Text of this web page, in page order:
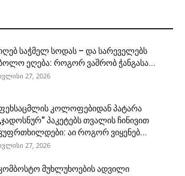
საჭმელ სოდას – და სარეველებს
ეღება: როგორ ვაშრობ ჭანგასა...
27, 2026
კოლოფებიდან პატარა
პაკეტებს თვალის ჩინივით
აი როგორ ვიყენებ...
27, 2026
მუხლუხოების ადვილი